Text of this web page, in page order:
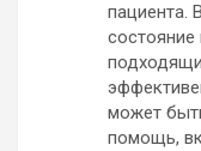
пациента.
состояние
может
помощь,